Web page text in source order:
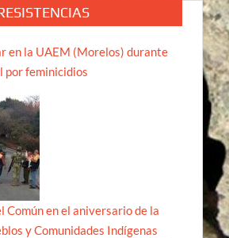
en la UAEM (Morelos) durante
por feminicidios
Común en el aniversario de la
y Comunidades Indígenas